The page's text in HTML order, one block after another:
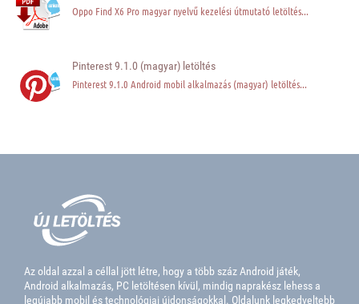
Oppo Find X6 Pro magyar nyelvű kezelési útmutató letöltés...
Pinterest 9.1.0 (magyar) letöltés
Pinterest 9.1.0 Android mobil alkalmazás (magyar) letöltés...
Az oldal azzal a céllal jött létre, hogy a több száz Android játék,
Android alkalmazás, PC letöltésen kívül, mindig naprakész lehess a
legújabb mobil és technológiai újdonságokkal. Oldalunk legkedveltebb